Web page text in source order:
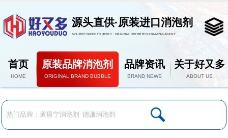
源头直供·原装进口消泡剂
SOURCE DIRECT SUPPLY · ORIGINAL IMPORTED FOAMING AGENT
首页
HOME
原装品牌消泡剂
ORIGINAL BRAND BUBBLE
品牌资讯
BRAND NEWS
关于好又多
ABOUT US